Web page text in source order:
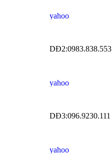
DĐ2:0983.838.553
DĐ3:096.9230.111